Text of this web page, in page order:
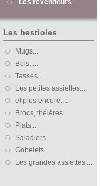
Les revendeurs
Les bestioles
Mugs...
Bols.....
Tasses......
Les petites assiettes....
et plus encore....
Brocs, théières.....
Plats...
Saladiers...
Gobelets.....
Les grandes assiettes.....